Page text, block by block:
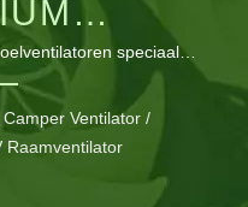
speciaal
met omkeerbare
mogelijkheden
Camper Ventilator /
Raamventilator